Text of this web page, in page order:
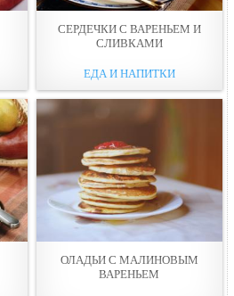
СЕРДЕЧКИ С ВАРЕНЬЕМ И
СЛИВКАМИ
ЕДА И НАПИТКИ
ОЛАДЬИ С МАЛИНОВЫМ
ВАРЕНЬЕМ